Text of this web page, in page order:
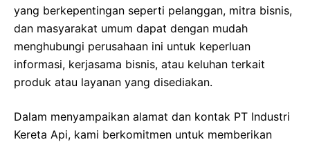
yang berkepentingan seperti pelanggan, mitra bisnis,
dan masyarakat umum dapat dengan mudah
menghubungi perusahaan ini untuk keperluan
informasi, kerjasama bisnis, atau keluhan terkait
produk atau layanan yang disediakan.
Dalam menyampaikan alamat dan kontak PT Industri
Kereta Api, kami berkomitmen untuk memberikan